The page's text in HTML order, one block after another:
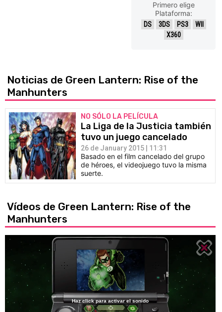
Primero elige
Plataforma:
DS 3DS PS3
WII
X360
Noticias de Green Lantern: Rise of the
Manhunters
NO SÓLO LA PELÍCULA
La Liga de la Justicia también
tuvo un juego cancelado
26 de January 2015 | 11:31
Basado en el film cancelado del grupo
de héroes, el videojuego tuvo la misma
suerte.
Vídeos de Green Lantern: Rise of the
Manhunters
Haz click para activar el sonido